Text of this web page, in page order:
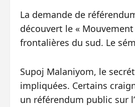
La demande de
découvert le «
frontalières du sud. Le
Supoj Malaniyom, le
impliquées. Certains
un référendum public sur